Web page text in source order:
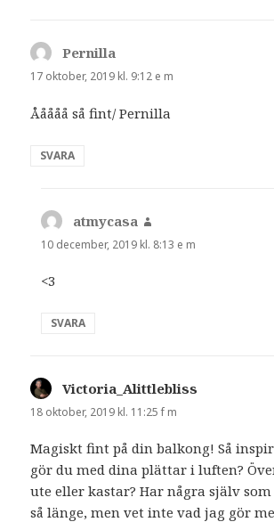
Pernilla
17 oktober, 2019 kl. 9:12 e m
Ååååå så fint/ Pernilla
SVARA
atmycasa
10 december, 2019 kl. 8:13 e m
<3
SVARA
Victoria_Alittlebliss
18 oktober, 2019 kl. 11:25 f m
Magiskt fint på din balkong! Så
gör du med dina plättar i luften?
ute eller kastar? Har några själv
så länge, men vet inte vad jag gör